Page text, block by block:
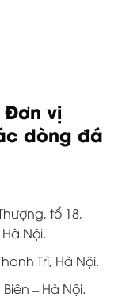
Đơn vị
dòng đá
tổ 18,
Nội.
Trì, Hà Nội.
– Hà Nội.